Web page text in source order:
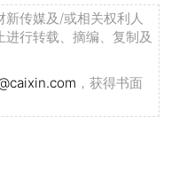
传媒及/或相关权利人
行转载、摘编、复制及
，获得书面